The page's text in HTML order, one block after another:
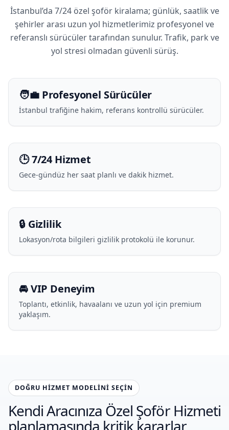
İstanbul’da 7/24 özel şoför kiralama; günlük, saatlik ve
şehirler arası uzun yol hizmetlerimiz profesyonel ve
referanslı sürücüler tarafından sunulur. Trafik, park ve
yol stresi olmadan güvenli sürüş.
🧑‍💼 Profesyonel Sürücüler
İstanbul trafiğine hakim, referans kontrollü sürücüler.
🕒 7/24 Hizmet
Gece-gündüz her saat planlı ve dakik hizmet.
🔒 Gizlilik
Lokasyon/rota bilgileri gizlilik protokolü ile korunur.
🚘 VIP Deneyim
Toplantı, etkinlik, havaalanı ve uzun yol için premium
yaklaşım.
DOĞRU HIZMET MODELINI SEÇIN
Kendi Aracınıza Özel Şoför Hizmeti
planlamasında kritik kararlar